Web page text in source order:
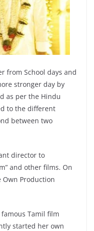
from School days and
stronger day by
as per the Hindu
to the different
between two
director to
and other films. On
Production
Tamil film
started her own